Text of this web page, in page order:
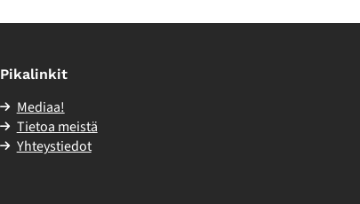
Pikalinkit
Mediaa!
Tietoa meistä
Yhteystiedot